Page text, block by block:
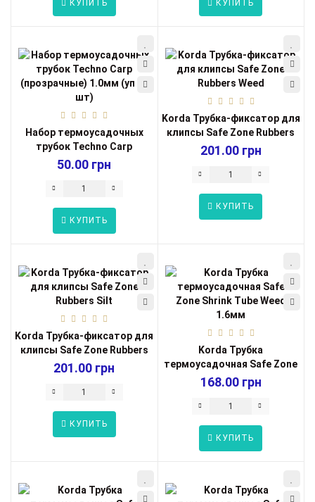
КУПИТЬ КУПИТЬ
Набор термоусадочных
трубок Techno Carp
(прозрачные) 1....
50.00 грн
КУПИТЬ
Korda Трубка-фиксатор для
клипсы Safe Zone Rubbers
Weed...
201.00 грн
КУПИТЬ
Korda Трубка-фиксатор для
клипсы Safe Zone Rubbers
Silt...
201.00 грн
КУПИТЬ
Korda Трубка
термоусадочная Safe Zone
Shrink Tube Weed ...
168.00 грн
КУПИТЬ